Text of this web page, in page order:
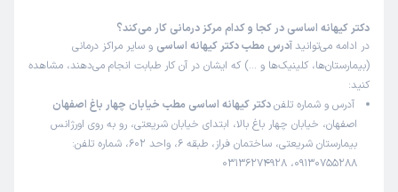
کاربر دکترتو
نوبت مطب از دکترتو
این پزشک را پیشنهاد میکنم
زمان انتظار:15-45 دقیقه
عالی
دکتر کیهانه اساسی در کجا و کدام مرکز درمانی کار می‌کند؟
در ادامه می‌توانید آدرس مطب دکتر کیهانه اساسی و سایر مراکز درمانی
(بیمارستان‌ها، کلینیک‌ها و …) که ایشان در آن کار طبابت انجام می‌دهند، مشاهده
کنید:
آدرس و شماره تلفندکتر کیهانه اساسی مطب خیابان چهار باغ اصفهان
اصفهان، خیابان چهار باغ بالا، ابتدای خیابان شریعتی، رو به روی اورژانس
بیمارستان شریعتی، ساختمان فراز، طبقه 6، واحد 602، شماره تلفن:
09130755288، 03136274928